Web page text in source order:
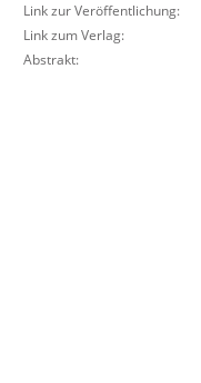
Link zur Veröffentlichung:
Link zum Verlag:
Abstrakt: